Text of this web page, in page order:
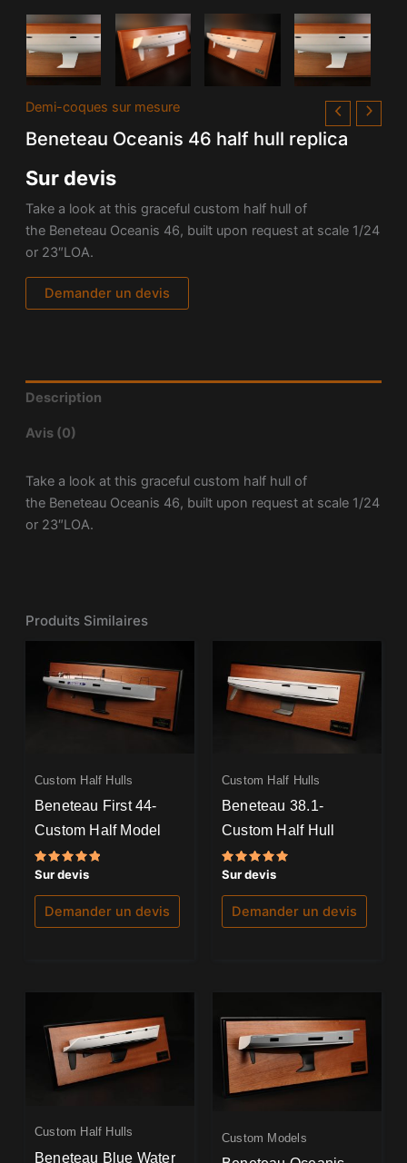
Demi-coques sur mesure
Beneteau Oceanis 46 half hull replica
Sur devis
Take a look at this graceful custom half hull of
the Beneteau Oceanis 46, built upon request at scale 1/24
or 23″LOA.
Demander un devis
Description
Avis (0)
Take a look at this graceful custom half hull of
the Beneteau Oceanis 46, built upon request at scale 1/24
or 23″LOA.
Produits Similaires
Custom Half Hulls
Beneteau First 44-
Custom Half Model
Note
5.00
sur 5
Sur devis
Demander un devis
Custom Half Hulls
Beneteau 38.1-
Custom Half Hull
Note
5.00
sur 5
Sur devis
Demander un devis
Custom Half Hulls
Beneteau Blue Water
Custom Models